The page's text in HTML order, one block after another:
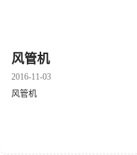
风管机
2016-11-03
风管机